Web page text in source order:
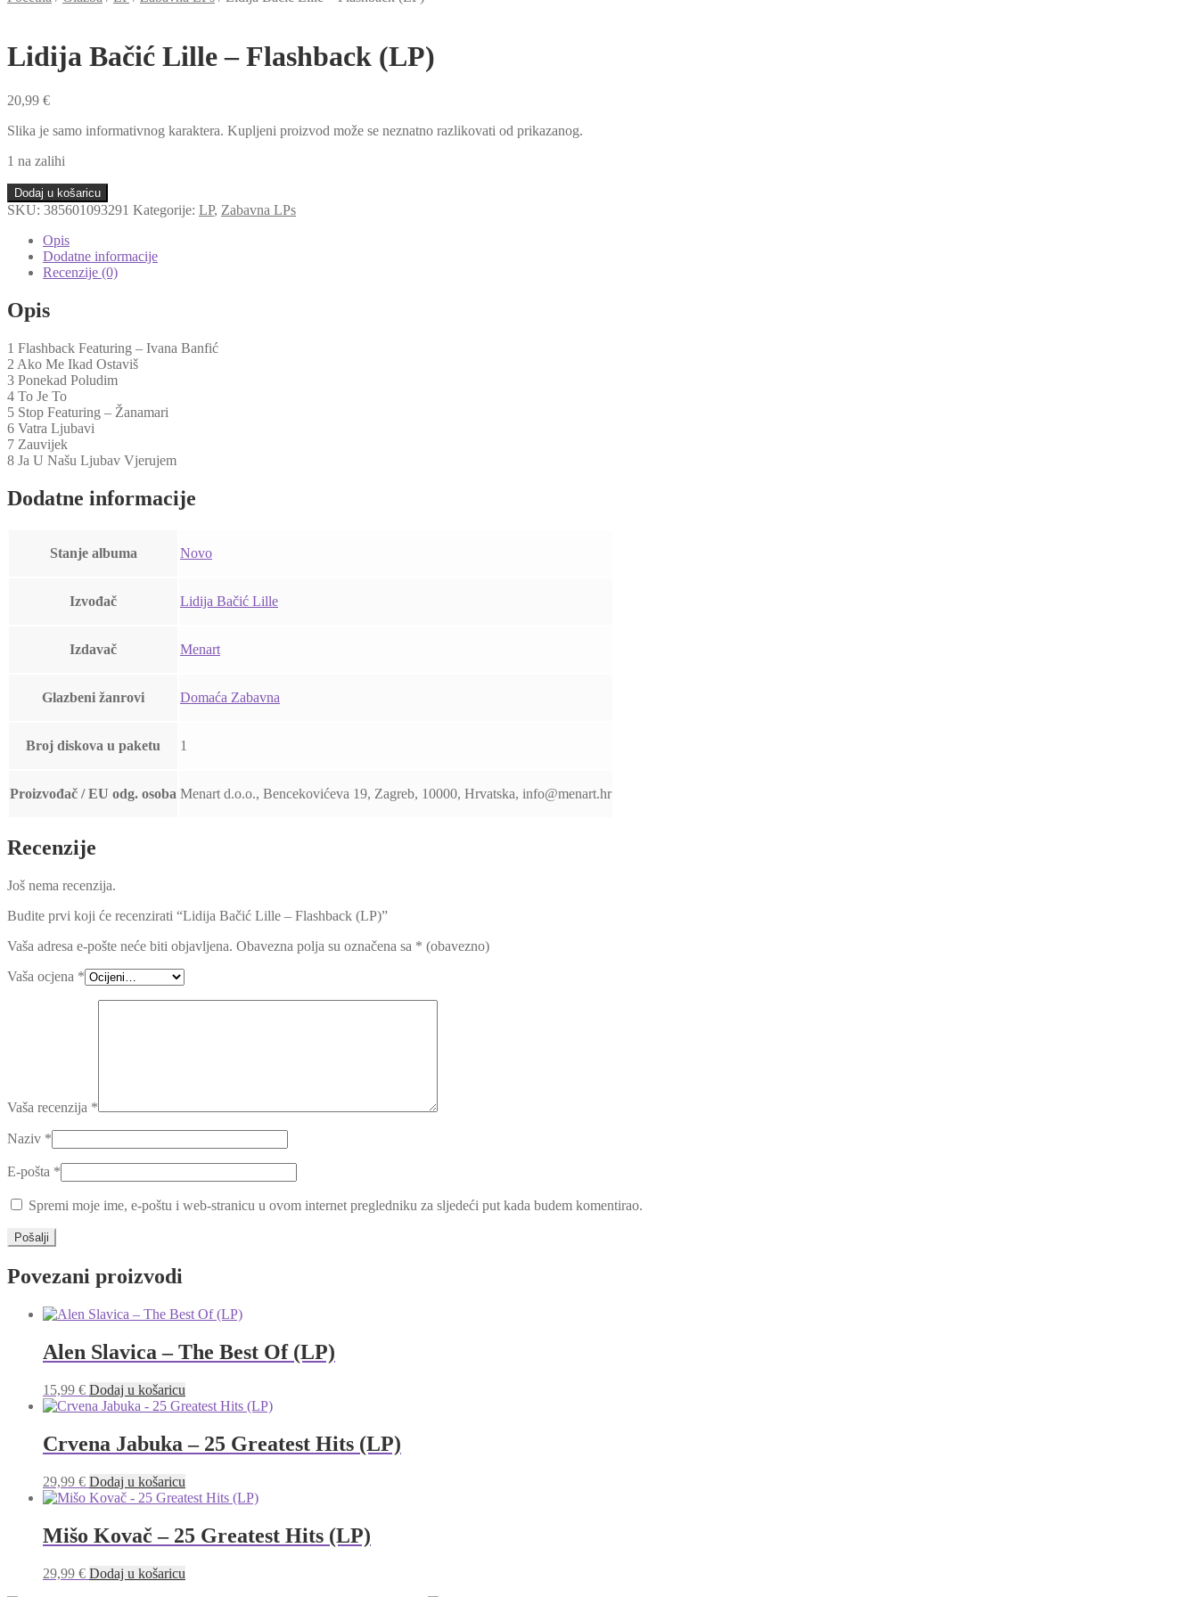
Lidija Bačić Lille – Flashback (LP)
20,99 €
Slika je samo informativnog karaktera. Kupljeni proizvod može se neznatno razlikovati od prikazanog.
1 na zalihi
Lidija
Bačić
Flashback
(LP)
Dodaj u košaricu
SKU: 385601093291 Kategorije: LP, Zabavna LPs
Opis
Dodatne informacije
Recenzije (0)
Opis
1 Flashback Featuring – Ivana Banfić
2 Ako Me Ikad Ostaviš
3 Ponekad Poludim
4 To Je To
5 Stop Featuring – Žanamari
6 Vatra Ljubavi
7 Zauvijek
8 Ja U Našu Ljubav Vjerujem
Dodatne informacije
Stanje albuma Novo
Izvođač Lidija Bačić Lille
Izdavač Menart
Glazbeni žanrovi Domaća Zabavna
Broj diskova u paketu 1
Proizvođač / EU odg. osoba Menart d.o.o., Bencekovićeva 19, Zagreb, 10000, Hrvatska, info@menart.hr
Recenzije
Još nema recenzija.
Budite prvi koji će recenzirati “Lidija Bačić Lille – Flashback (LP)”
Vaša adresa e-pošte neće biti objavljena. Obavezna polja su označena sa * (obavezno)
Vaša ocjena *
Vaša recenzija *
Naziv *
E-pošta *
Spremi moje ime, e-poštu i web-stranicu u ovom internet pregledniku za sljedeći put kada budem komentirao.
Povezani proizvodi
Alen Slavica – The Best Of (LP)
15,99 € Dodaj u košaricu
Crvena Jabuka – 25 Greatest Hits (LP)
29,99 € Dodaj u košaricu
Mišo Kovač – 25 Greatest Hits (LP)
29,99 € Dodaj u košaricu